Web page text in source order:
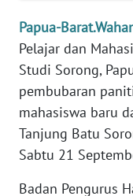
Papua-
Pelajar dan
Studi Sorong,
pembubaran
mahasiswa baru
Tanjung Batu
Sabtu 21
Badan Pengurus
REDAKSI
KARIR
DISCLAIMER
Wahana
Regional